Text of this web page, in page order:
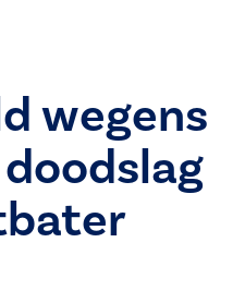
wegens